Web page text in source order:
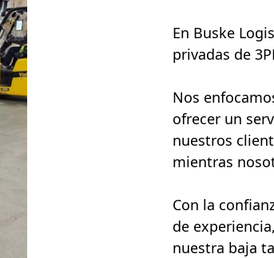
En Buske
privadas de
Nos
ofrecer un
nuestros
mientras
Con la
de
nuestra baja